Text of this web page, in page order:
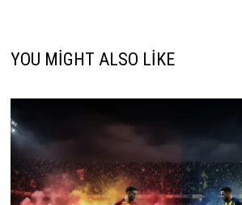
YOU MIGHT ALSO LIKE